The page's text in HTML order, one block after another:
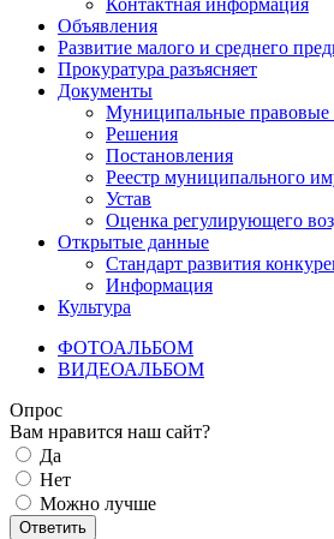
Контактная информация
Объявления
Развитие малого и среднего
Прокуратура разъясняет
Документы
Муниципальные правовые
Решения
Постановления
Реестр муниципального
Устав
Оценка регулирующего
Открытые данные
Стандарт развития
Информация
Культура
ФОТОАЛЬБОМ
ВИДЕОАЛЬБОМ
Опрос
Вам нравится наш сайт?
Да
Нет
Можно лучше
Ответить